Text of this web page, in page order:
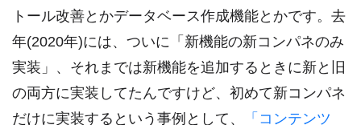
トール改善とかデータベース作成機能とかです。去
年(2020年)には、ついに「新機能の新コンパネのみ
実装」、それまでは新機能を追加するときに新と旧
の両方に実装してたんですけど、初めて新コンパネ
だけに実装するという事例として、
「コンテンツ